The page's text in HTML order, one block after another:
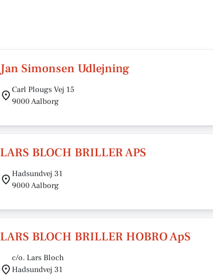
Jan Simonsen Udlejning
Carl Plougs Vej 15
9000 Aalborg
LARS BLOCH BRILLER APS
Hadsundvej 31
9000 Aalborg
LARS BLOCH BRILLER HOBRO ApS
c/o. Lars Bloch
Hadsundvej 31